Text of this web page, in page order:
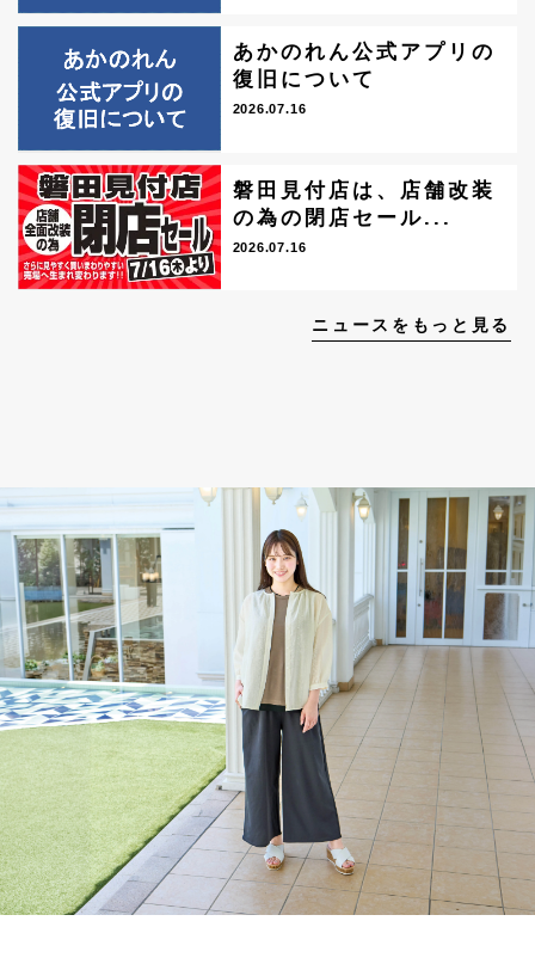
あかのれん公式アプリの
復旧について
2026.07.16
磐田見付店は、店舗改装
の為の閉店セール...
2026.07.16
ニュースをもっと見る